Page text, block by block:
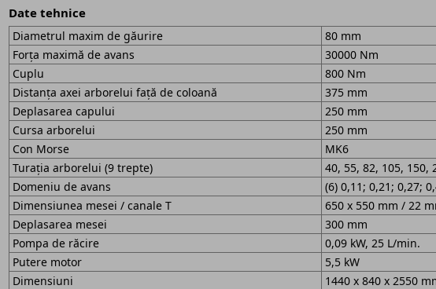
Date tehnice
Diametrul maxim de găurire
80 mm
Forța maximă de avans
30000 Nm
Cuplu
800 Nm
Distanța axei arborelui față de coloană
375 mm
Deplasarea capului
250 mm
Cursa arborelui
250 mm
Con Morse
MK6
Turația arborelui (9 trepte)
40, 55, 82, 105, 150,
Domeniu de avans
(6) 0,11; 0,21; 0,27;
Dimensiunea mesei / canale T
650 x 550 mm / 22
Deplasarea mesei
300 mm
Pompa de răcire
0,09 kW, 25 L/min.
Putere motor
5,5 kW
Dimensiuni
1440 x 840 x 2550